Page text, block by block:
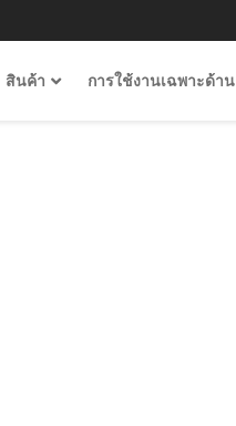
สินค้า การใช้งานเฉพาะด้าน